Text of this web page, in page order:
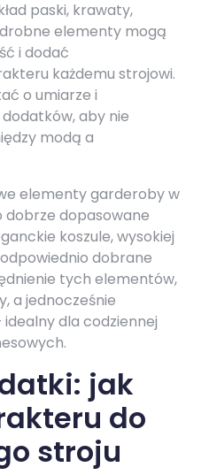
paski, krawaty,
elementy mogą
i dodać
każdemu strojowi.
o umiarze i
aby nie
modą a
elementy garderoby w
dobrze dopasowane
koszule, wysokiej
dobrane
tych elementów,
a jednocześnie
dla codziennej
jak
do
stroju